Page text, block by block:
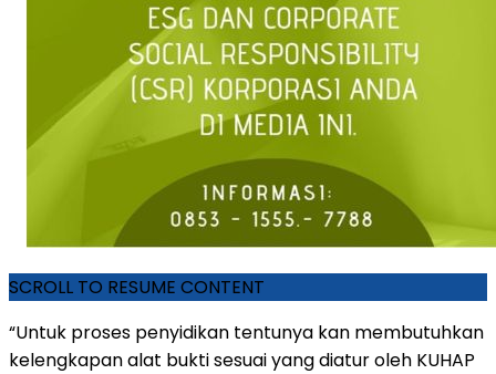
SCROLL TO RESUME CONTENT
“Untuk proses penyidikan tentunya kan membutuhkan
kelengkapan alat bukti sesuai yang diatur oleh KUHAP